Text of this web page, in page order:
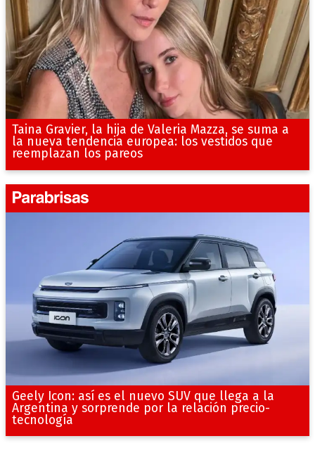
Taina Gravier, la hija de Valeria Mazza, se suma a
la nueva tendencia europea: los vestidos que
reemplazan los pareos
Geely Icon: así es el nuevo SUV que llega a la
Argentina y sorprende por la relación precio-
tecnología